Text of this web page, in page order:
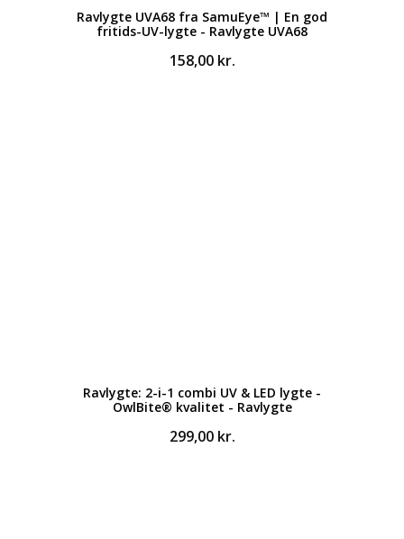
Ravlygte UVA68 fra SamuEye™ | En god
fritids-UV-lygte - Ravlygte UVA68
158,00 kr.
Ravlygte: 2-i-1 combi UV & LED lygte -
OwlBite® kvalitet - Ravlygte
299,00 kr.